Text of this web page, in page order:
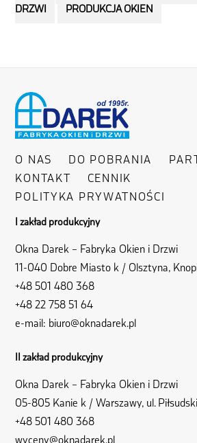
DRZWI
PRODUKCJA OKIEN
O NAS DO POBRANIA
KONTAKT
CENNIK
POLITYKA PRYWATNOŚCI
I zakład produkcyjny
Okna Darek – Fabryka Okien i Drzwi
11-040 Dobre Miasto k / Olsztyna,
+48 501 480 368
+48 22 758 51 64
e-mail: biuro@oknadarek.pl
II zakład produkcyjny
Okna Darek – Fabryka Okien i Drzwi
05-805 Kanie k / Warszawy, ul.
+48 501 480 368
wyceny@oknadarek.pl